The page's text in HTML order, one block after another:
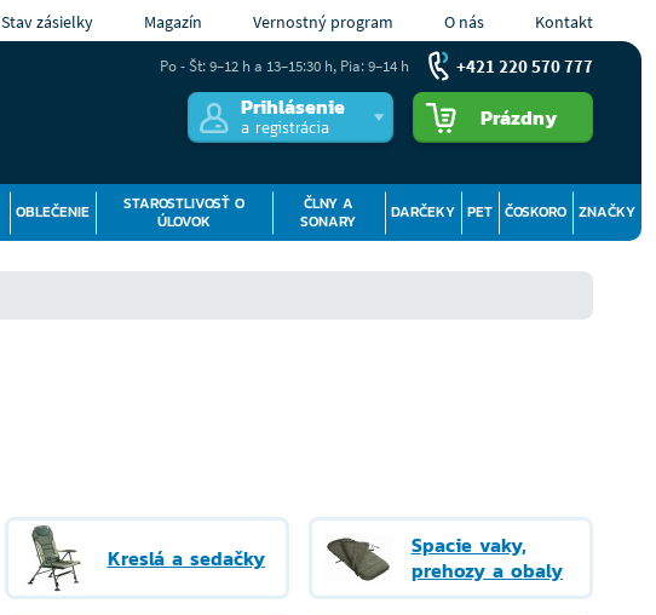
Stav zásielky Magazín Vernostný program O nás Kontakt
Prihlásenie
a registrácia Prázdny
OBLEČENIE
STAROSTLIVOSŤ O
ÚLOVOK
ČLNY A
SONARY
DARČEKY PET ČOSKORO ZNAČKY
Po - Št: 9–12 h a 13–15:30 h, Pia: 9–14 h +421 220 570 777
Kreslá a sedačky
Spacie vaky,
prehozy a obaly